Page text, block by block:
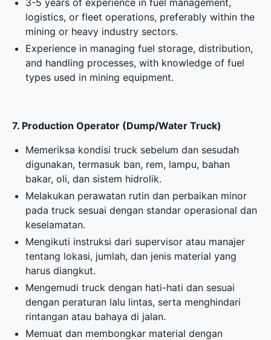
3-5 years of experience in fuel management,
logistics, or fleet operations, preferably within the
mining or heavy industry sectors.
Experience in managing fuel storage, distribution,
and handling processes, with knowledge of fuel
types used in mining equipment.
7. Production Operator (Dump/Water Truck)
Memeriksa kondisi truck sebelum dan sesudah
digunakan, termasuk ban, rem, lampu, bahan
bakar, oli, dan sistem hidrolik.
Melakukan perawatan rutin dan perbaikan minor
pada truck sesuai dengan standar operasional dan
keselamatan.
Mengikuti instruksi dari supervisor atau manajer
tentang lokasi, jumlah, dan jenis material yang
harus diangkut.
Mengemudi truck dengan hati-hati dan sesuai
dengan peraturan lalu lintas, serta menghindari
rintangan atau bahaya di jalan.
Memuat dan membongkar material dengan